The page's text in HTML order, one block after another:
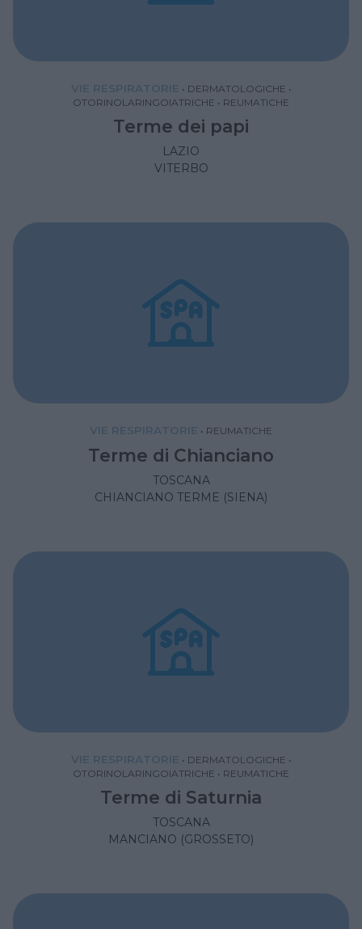
VIE RESPIRATORIE • DERMATOLOGICHE •
OTORINOLARINGOIATRICHE • REUMATICHE
Terme dei papi
LAZIO
VITERBO
VIE RESPIRATORIE • REUMATICHE
Terme di Chianciano
TOSCANA
CHIANCIANO TERME (SIENA)
VIE RESPIRATORIE • DERMATOLOGICHE •
OTORINOLARINGOIATRICHE • REUMATICHE
Terme di Saturnia
TOSCANA
MANCIANO (GROSSETO)